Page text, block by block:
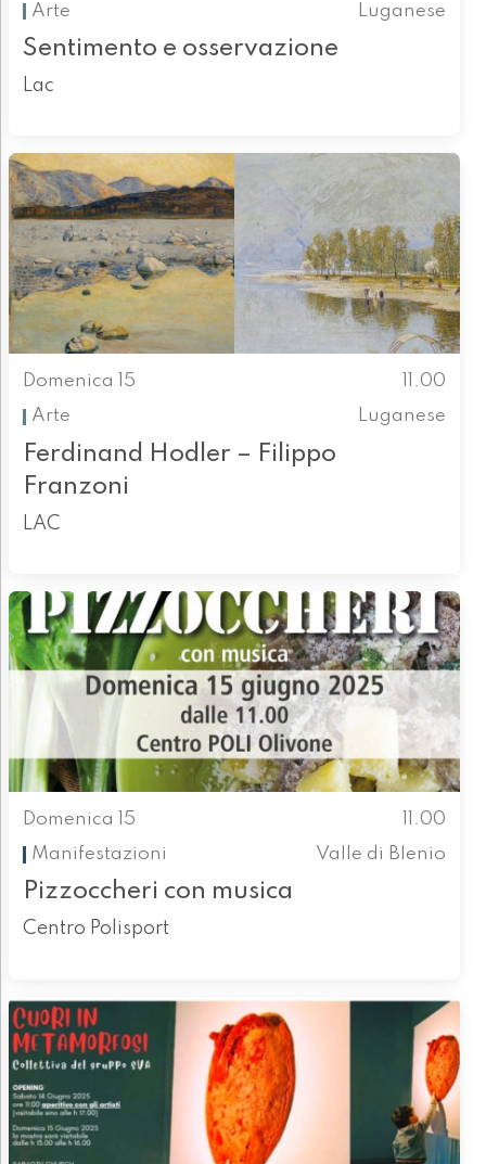
Arte
Luganese
Sentimento e osservazione
Lac
Domenica 15
11.00
Arte
Luganese
Ferdinand Hodler – Filippo
Franzoni
LAC
Domenica 15
11.00
Manifestazioni
Valle di Blenio
Pizzoccheri con musica
Centro Polisport